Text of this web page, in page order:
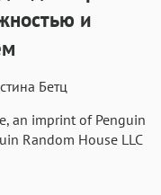
Аа
SF Mono
и
Бетц
an imprint of Penguin
Random House LLC